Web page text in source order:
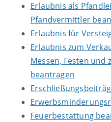
Erlaubnis als
Pfandvermittler
Erlaubnis für
Erlaubnis zum
Messen, Festen und
beantragen
Feuerbestattung